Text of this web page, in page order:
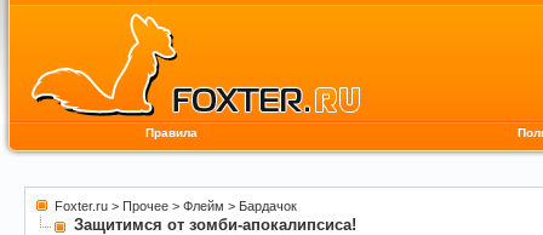
Правила
Foxter.ru > Прочее > Флейм > Бардачок
Защитимся от зомби-апокалипсиса!